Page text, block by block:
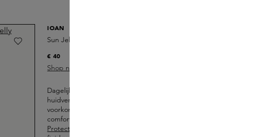
IOAN
Sun Jelly SPF50
€ 40
Shop nu
Dagelijkse zonbescherming helpt vroegtijdige
huidveroudering en huidschade door UV-straling te
voorkomen. De
comfortabel aan op de huid, terwijl
Protect SPF50